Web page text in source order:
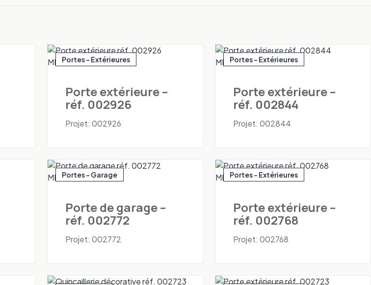
Portes - Extérieures
Porte extérieure –
réf. 002926
Projet: 002926
Portes - Extérieures
Porte extérieure –
réf. 002844
Projet: 002844
Portes - Garage
Porte de garage –
réf. 002772
Projet: 002772
Portes - Extérieures
Porte extérieure –
réf. 002768
Projet: 002768